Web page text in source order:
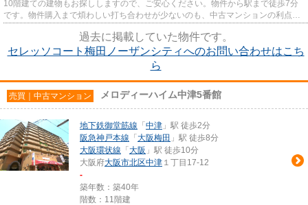
10階建ての建物もお探ししますので、ご安心ください。物件から駅まで徒歩7分
です。物件購入まで煩わしい打ち合わせが少ないのも、中古マンションの利点で
過去に掲載していた物件です。
セレッソコート梅田ノーザンシティへのお問い合わせはこち
ら
売買｜中古マンション メロディーハイム中津5番館
地下鉄御堂筋線 「 中津 」駅 徒歩2分
阪急神戸本線 「 大阪梅田 」駅 徒歩8分
大阪環状線 「 大阪 」駅 徒歩10分
大阪府大阪市北区中津 １丁目17-12
-
築年数：築40年
階数：11階建